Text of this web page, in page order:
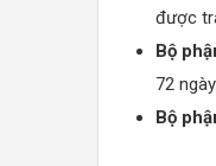
được
Bộ
72
Bộ